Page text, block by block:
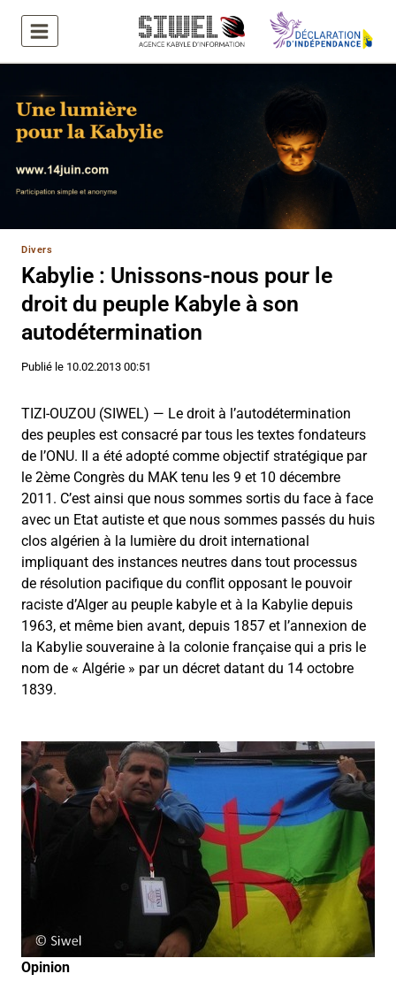
contenu
Divers
Kabylie : Unissons-nous pour le
droit du peuple Kabyle à son
autodétermination
Publié le 10.02.2013 00:51
TIZI-OUZOU (SIWEL) — Le droit à l’autodétermination
des peuples est consacré par tous les textes fondateurs
de l’ONU. Il a été adopté comme objectif stratégique par
le 2ème Congrès du MAK tenu les 9 et 10 décembre
2011. C’est ainsi que nous sommes sortis du face à face
avec un Etat autiste et que nous sommes passés du huis
clos algérien à la lumière du droit international
impliquant des instances neutres dans tout processus
de résolution pacifique du conflit opposant le pouvoir
raciste d’Alger au peuple kabyle et à la Kabylie depuis
1963, et même bien avant, depuis 1857 et l’annexion de
la Kabylie souveraine à la colonie française qui a pris le
nom de « Algérie » par un décret datant du 14 octobre
1839.
Opinion